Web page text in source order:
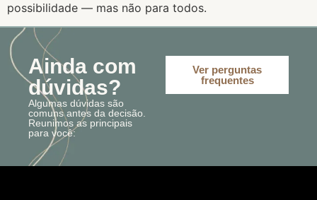
possibilidade — mas não para todos.
Ainda com
dúvidas?
Algumas dúvidas são
comuns antes da decisão.
Reunimos as principais
para você:
Ver perguntas
frequentes